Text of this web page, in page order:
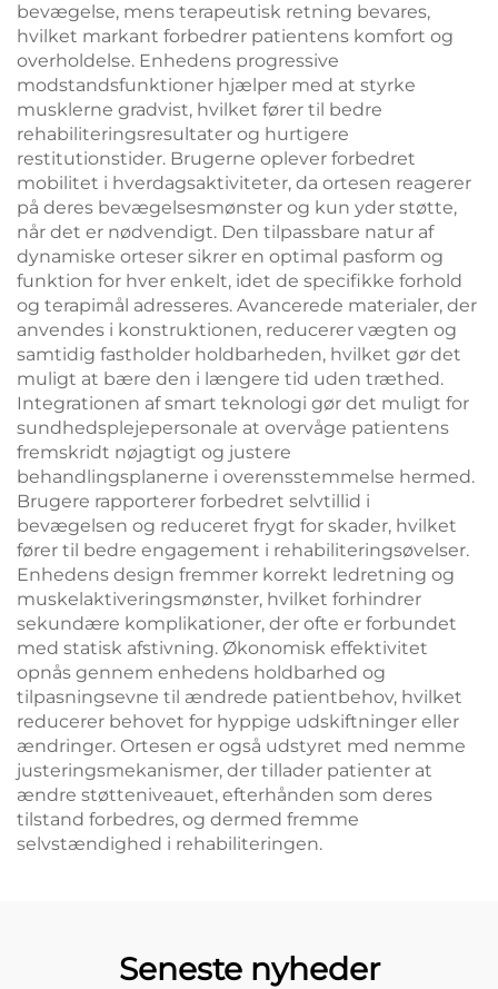
bevægelse, mens terapeutisk retning bevares,
hvilket markant forbedrer patientens komfort og
overholdelse. Enhedens progressive
modstandsfunktioner hjælper med at styrke
musklerne gradvist, hvilket fører til bedre
rehabiliteringsresultater og hurtigere
restitutionstider. Brugerne oplever forbedret
mobilitet i hverdagsaktiviteter, da ortesen reagerer
på deres bevægelsesmønster og kun yder støtte,
når det er nødvendigt. Den tilpassbare natur af
dynamiske orteser sikrer en optimal pasform og
funktion for hver enkelt, idet de specifikke forhold
og terapimål adresseres. Avancerede materialer, der
anvendes i konstruktionen, reducerer vægten og
samtidig fastholder holdbarheden, hvilket gør det
muligt at bære den i længere tid uden træthed.
Integrationen af smart teknologi gør det muligt for
sundhedsplejepersonale at overvåge patientens
fremskridt nøjagtigt og justere
behandlingsplanerne i overensstemmelse hermed.
Brugere rapporterer forbedret selvtillid i
bevægelsen og reduceret frygt for skader, hvilket
fører til bedre engagement i rehabiliteringsøvelser.
Enhedens design fremmer korrekt ledretning og
muskelaktiveringsmønster, hvilket forhindrer
sekundære komplikationer, der ofte er forbundet
med statisk afstivning. Økonomisk effektivitet
opnås gennem enhedens holdbarhed og
tilpasningsevne til ændrede patientbehov, hvilket
reducerer behovet for hyppige udskiftninger eller
ændringer. Ortesen er også udstyret med nemme
justeringsmekanismer, der tillader patienter at
ændre støtteniveauet, efterhånden som deres
tilstand forbedres, og dermed fremme
selvstændighed i rehabiliteringen.
Seneste nyheder